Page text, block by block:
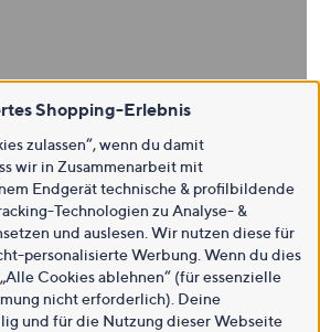
Shopping-Erlebnis
zulassen“, wenn du damit
wir in Zusammenarbeit mit
Endgerät technische & profilbildende
Technologien zu Analyse- &
und auslesen. Wir nutzen diese für
personalisierte Werbung. Wenn du dies
Cookies ablehnen“ (für essenzielle
nicht erforderlich). Deine
und für die Nutzung dieser Webseite